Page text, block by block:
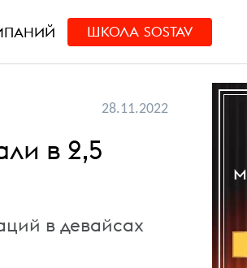
ШКОЛА SOSTAV
28.11.2022
в 2,5
в девайсах